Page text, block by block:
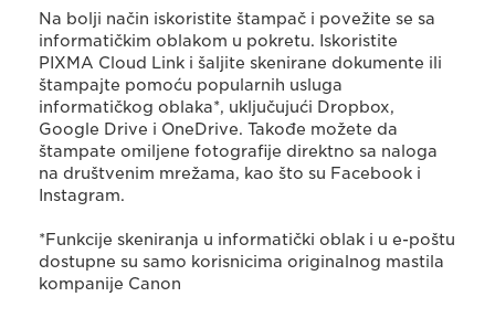
Na bolji način iskoristite štampač i povežite se sa
informatičkim oblakom u pokretu. Iskoristite
PIXMA Cloud Link i šaljite skenirane dokumente ili
štampajte pomoću popularnih usluga
informatičkog oblaka*, uključujući Dropbox,
Google Drive i OneDrive. Takođe možete da
štampate omiljene fotografije direktno sa naloga
na društvenim mrežama, kao što su Facebook i
Instagram.
*Funkcije skeniranja u informatički oblak i u e-poštu
dostupne su samo korisnicima originalnog mastila
kompanije Canon